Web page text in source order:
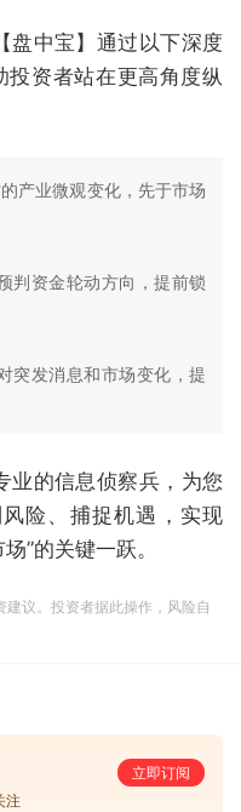
盘中宝】通过以下深度
投资者站在更高角度纵
产业微观变化，先于市场
判资金轮动方向，提前锁
突发消息和市场变化，提
业的信息侦察兵，为您
险、捕捉机遇，实现
”的关键一跃。
议。投资者据此操作，风险自
立即订阅
注